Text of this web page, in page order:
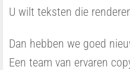
U wilt teksten die
Dan hebben we goed
Een team van ervaren